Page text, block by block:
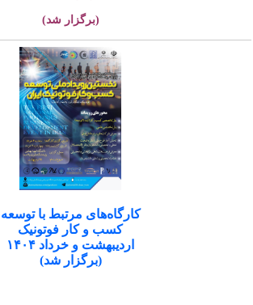
(برگزار شد)
کارگاه‌های مرتبط با توسعه
کسب و کار فوتونیک
اردیبهشت و خرداد ۱۴۰۴
(برگزار شد)